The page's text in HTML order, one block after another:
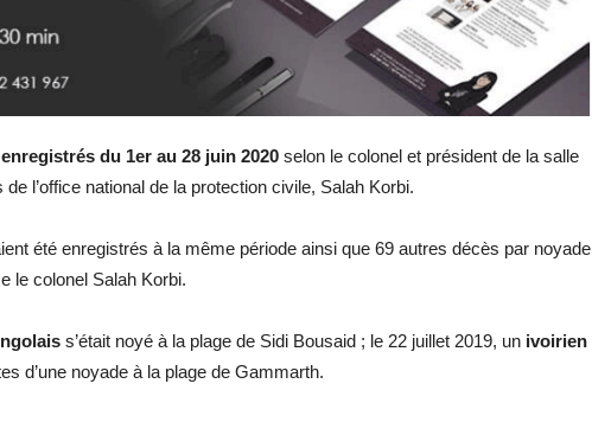
du 1er au 28 juin 2020 selon le colonel et président de la salle
l’office national de la protection civile, Salah Korbi.
été enregistrés à la même période ainsi que 69 autres décès par noyade
le colonel Salah Korbi.
s’était noyé à la plage de Sidi Bousaid ; le 22 juillet 2019, un ivoirien
d’une noyade à la plage de Gammarth.